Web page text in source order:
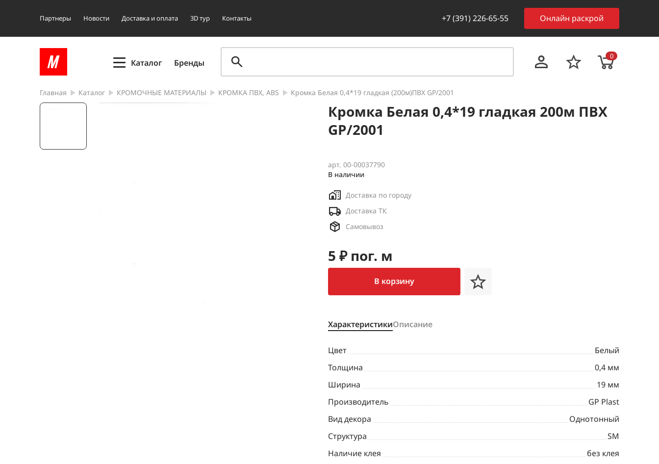
Партнеры Новости Доставка и оплата 3D тур Контакты +7 (391) 226-65-55 Онлайн раскрой
Каталог Бренды
0
Главная Каталог КРОМОЧНЫЕ МАТЕРИАЛЫ КРОМКА ПВХ, ABS Кромка Белая 0,4*19 гладкая (200м)ПВХ GP/2001
Кромка Белая 0,4*19 гладкая 200м ПВХ
GP/2001
арт. 00-00037790
В наличии
Доставка по городу
Доставка ТК
Самовывоз
5 ₽ пог. м
В корзину
ХарактеристикиОписание
Цвет
Белый
Толщина
0,4 мм
Ширина
19 мм
Производитель
GP Plast
Вид декора
Однотонный
Структура
SM
Наличие клея
без клея